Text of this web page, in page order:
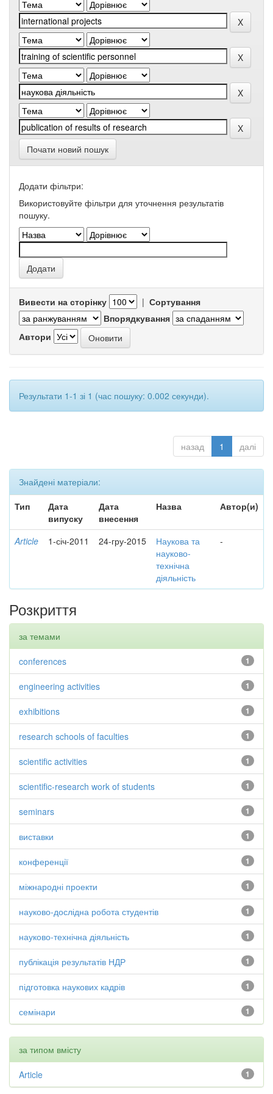
Почати новий пошук
Додати фільтри:
Використовуйте фільтри для уточнення результатів
пошуку.
Вивести на сторінку | Сортування
Впорядкування
Автори
Результати 1-1 зі 1 (час пошуку: 0.002 секунди).
назад 1 далі
Знайдені матеріали:
Тип
Дата
випуску
Дата
внесення
Назва Автор(и)
Article 1-січ-2011 24-гру-2015
Наукова та
науково-
технічна
діяльність
-
Розкриття
за темами
1
conferences
1
engineering activities
1
exhibitions
1
research schools of faculties
1
scientific activities
1
scientific-research work of students
1
seminars
1
виставки
1
конференції
1
міжнародні проекти
1
науково-дослідна робота студентів
1
науково-технічна діяльність
1
публікація результатів НДР
1
підготовка наукових кадрів
1
семінари
за типом вмісту
1
Article